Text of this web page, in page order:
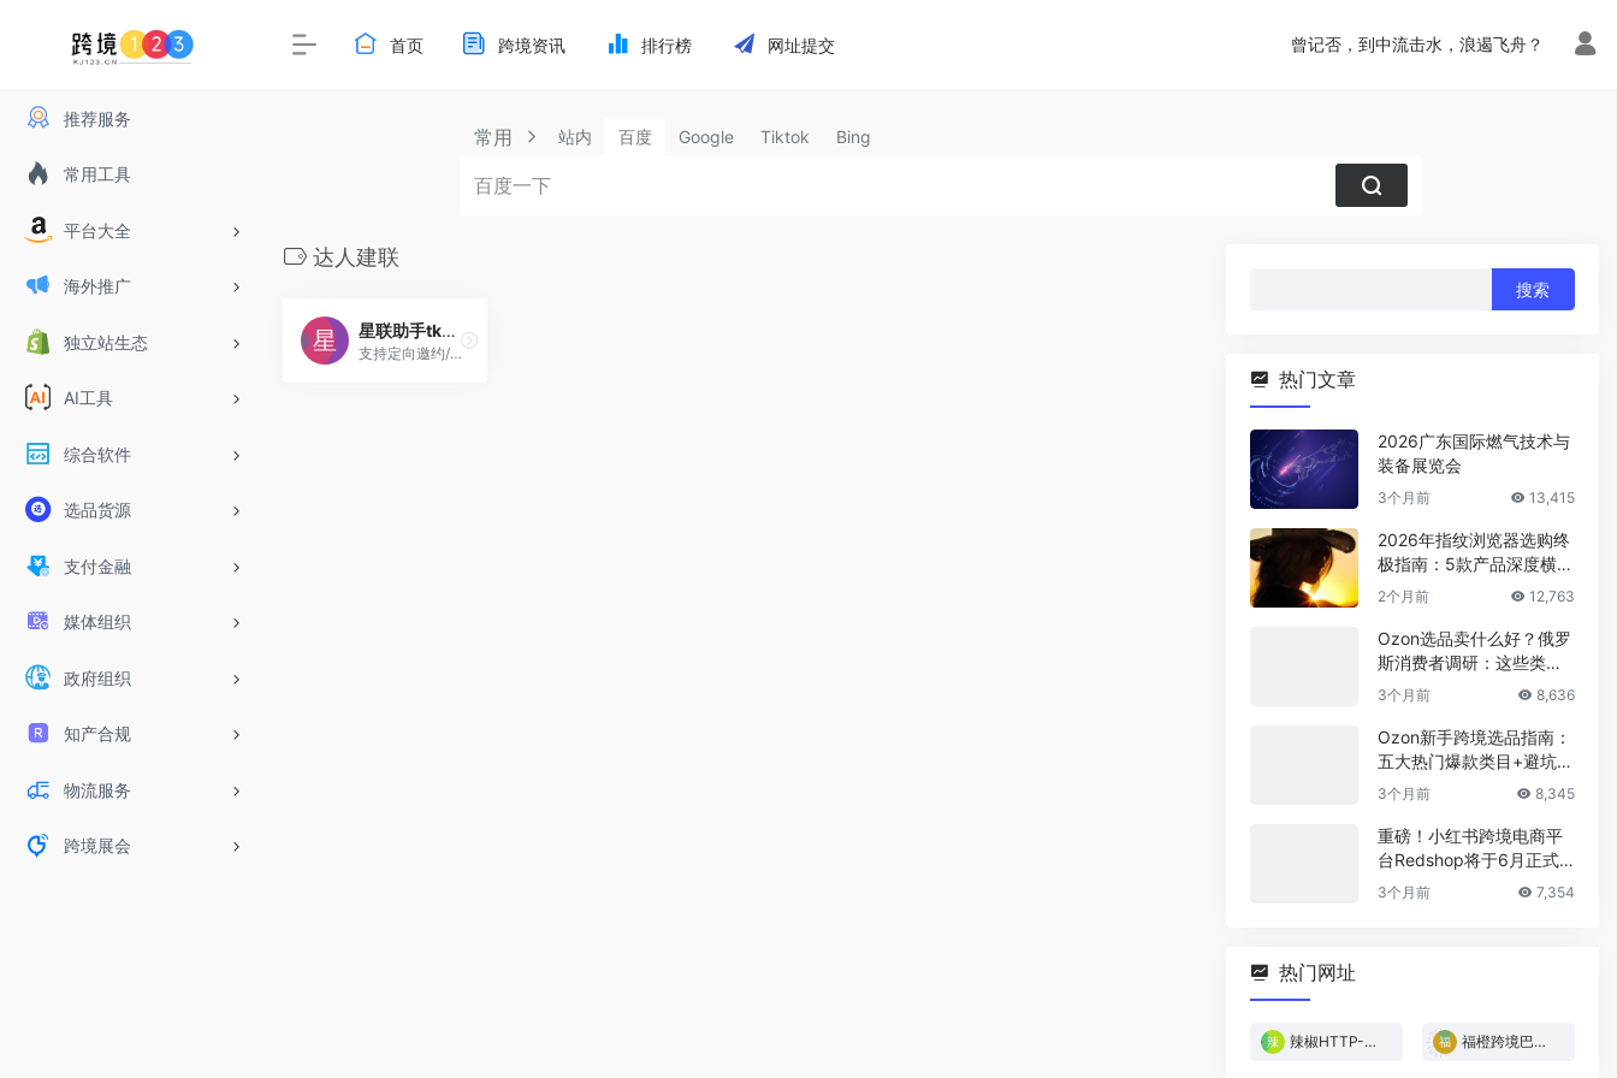
推荐服务
常用工具
平台大全
海外推广
独立站生态
AI工具
综合软件
选品货源
支付金融
媒体组织
政府组织
知产合规
物流服务
跨境展会
首页 跨境资讯 排行榜 网址提交 曾记否，到中流击水，浪遏飞舟？
常用 站内 百度 Google Tiktok Bing
达人建联
星联助手tk达人建联工具
支持定向邀约/私信（文本，图片，商品卡片，邀约卡片）/邀约整理（删除未邀约达人，补充未满邀约）
热门文章
2026广东国际燃气技术与
装备展览会
3个月前 13,415
2026年指纹浏览器选购终
极指南：5款产品深度横
评，帮你省下冤枉钱
2个月前 12,763
Ozon选品卖什么好？俄罗
斯消费者调研：这些类目
最稳！
3个月前 8,636
Ozon新手跨境选品指南：
五大热门爆款类目+避坑清
单
3个月前 8,345
重磅！小红书跨境电商平
台Redshop将于6月正式
上线！
3个月前 7,354
热门网址
辣椒HTTP-免费试用 福橙跨境巴西专线